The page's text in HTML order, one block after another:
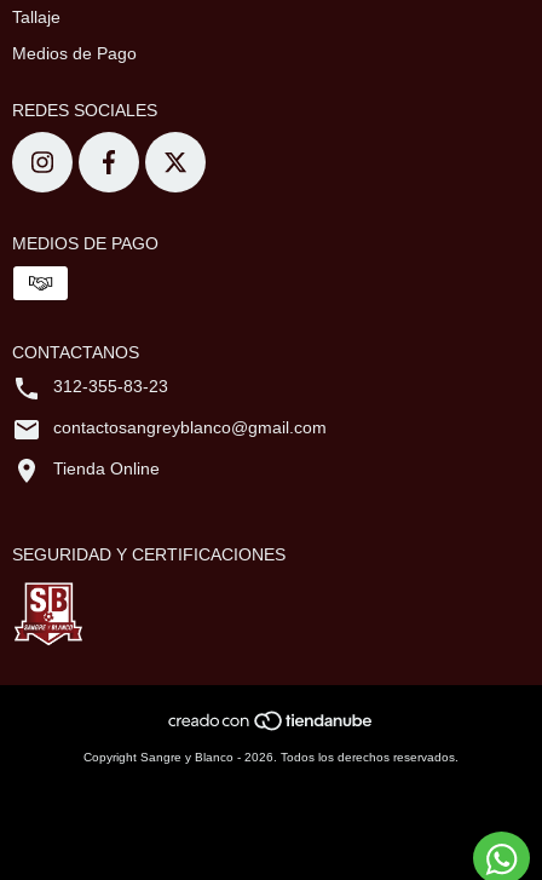
Tallaje
Medios de Pago
REDES SOCIALES
MEDIOS DE PAGO
CONTACTANOS
312-355-83-23
contactosangreyblanco@gmail.com
Tienda Online
SEGURIDAD Y CERTIFICACIONES
Copyright Sangre y Blanco - 2026. Todos los derechos reservados.